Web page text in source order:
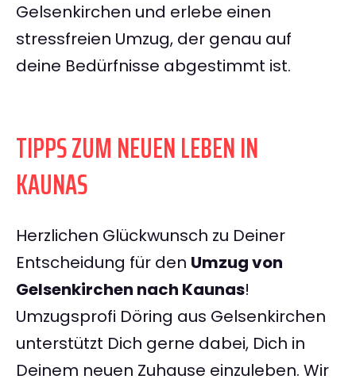
Gelsenkirchen und erlebe einen
stressfreien Umzug, der genau auf
deine Bedürfnisse abgestimmt ist.
TIPPS ZUM NEUEN LEBEN IN
KAUNAS
Herzlichen Glückwunsch zu Deiner
Entscheidung für den Umzug von
Gelsenkirchen nach Kaunas!
Umzugsprofi Döring aus Gelsenkirchen
unterstützt Dich gerne dabei, Dich in
Deinem neuen Zuhause einzuleben. Wir